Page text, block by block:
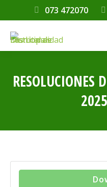
073 472070
RESOLUCIONES